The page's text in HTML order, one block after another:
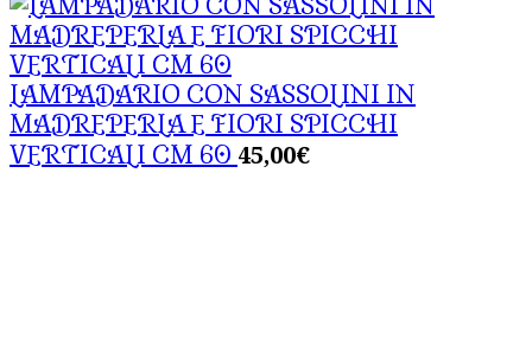
LAMPADARIO CON SASSOLINI IN
MADREPERLA E FIORI SPICCHI
VERTICALI CM 60 45,00€